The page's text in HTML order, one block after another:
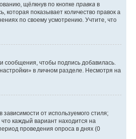
щёлкнув по кнопке правка в
которая показывает количество правок а
по своему усмотрению. Учтите, что
сообщения, чтобы подпись добавилась.
в личном разделе. Несмотря на
от используемого стиля;
каждый вариант находится на
проведения опроса в днях (0